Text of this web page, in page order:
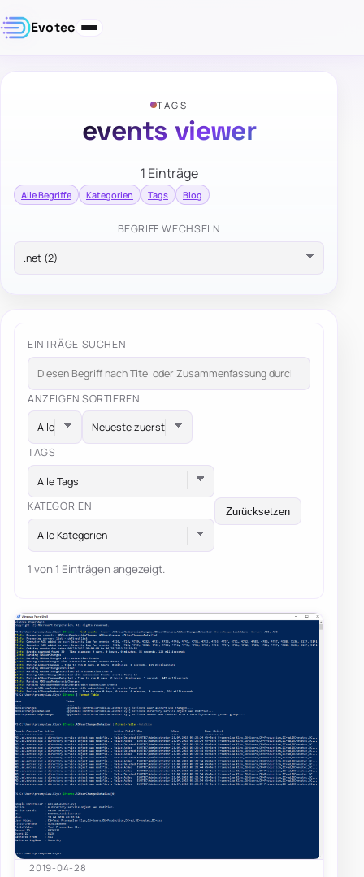
Evotec
TAGS
events viewer
1 Einträge
Alle Begriffe Kategorien Tags Blog
BEGRIFF WECHSELN
EINTRÄGE SUCHEN
ANZEIGEN SORTIEREN
TAGS
Alle Tags
KATEGORIEN
Alle Kategorien
Zurücksetzen
1 von 1 Einträgen angezeigt.
2019-04-28